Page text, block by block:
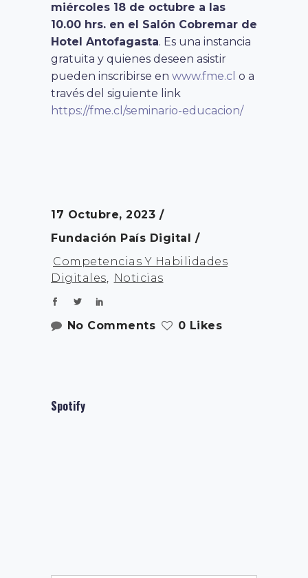
miércoles 18 de octubre a las
10.00 hrs. en el Salón Cobremar de
Hotel Antofagasta. Es una instancia
gratuita y quienes deseen asistir
pueden inscribirse en www.fme.cl o a
través del siguiente link
https://fme.cl/seminario-educacion/
17 Octubre, 2023
Fundación País Digital
Competencias Y Habilidades
Digitales, Noticias
No Comments 0 Likes
Spotify